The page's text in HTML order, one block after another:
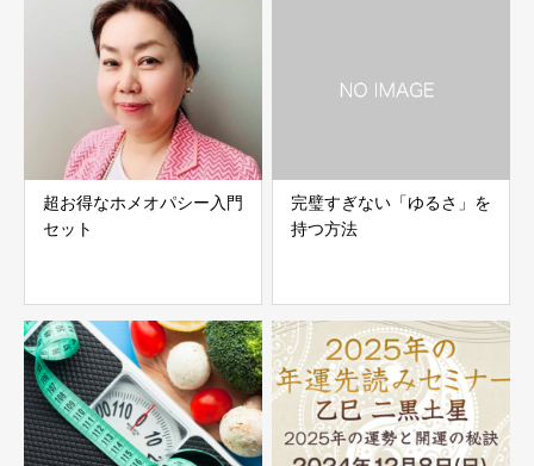
超お得なホメオパシー入門
セット
完璧すぎない「ゆるさ」を
持つ方法